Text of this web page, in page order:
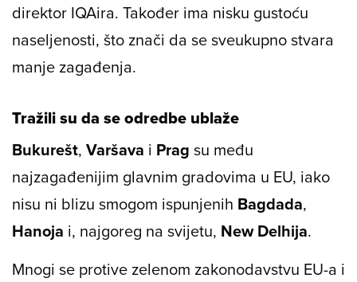
direktor IQAira. Također ima nisku gustoću
naseljenosti, što znači da se sveukupno stvara
manje zagađenja.
Tražili su da se odredbe ublaže
Bukurešt, Varšava i Prag su među
najzagađenijim glavnim gradovima u EU, iako
nisu ni blizu smogom ispunjenih Bagdada,
Hanoja i, najgoreg na svijetu, New Delhija.
Mnogi se protive zelenom zakonodavstvu EU-a i